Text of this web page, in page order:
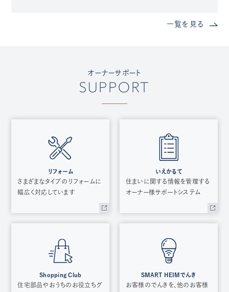
一覧を見る
オーナーサポート
SUPPORT
リフォーム
さまざまなタイプのリフォームに
幅広く対応しています
いえかるて
住まいに関する情報を管理する
オーナー様サポートシステム
Shopping Club
住宅部品やおうちのお役立ちグ
SMART HEIMでんき
お客様のでんきを、他のお客様